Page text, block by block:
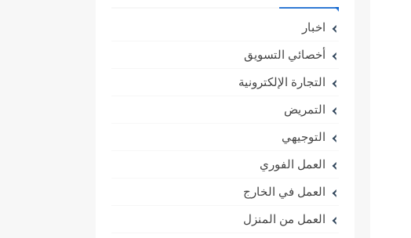
اخبار
أخصائي التسويق
التجارة الإلكترونية
التمريض
التوجيهي
العمل الفوري
العمل في الخارج
العمل من المنزل